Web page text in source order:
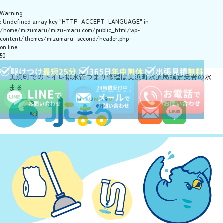
Warning
: Undefined array key "HTTP_ACCEPT_LANGUAGE" in
/home/mizumaru/mizu-maru.com/public_html/wp-
content/themes/mizumaru_second/header.php
on line
50
美浜町でのトイレ排水管つまり修理は美浜町水道局指定業者の水
まる